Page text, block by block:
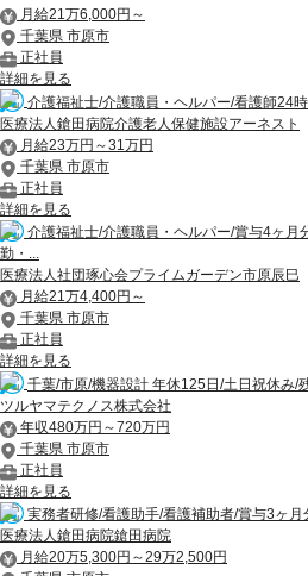
月給21万6,000円～
千葉県 市原市
正社員
詳細を見る
介護福祉士/介護職員・ヘルパー/看護師24
医療法人鎗田病院介護老人保健施設アーネスト
月給23万円～31万円
千葉県 市原市
正社員
詳細を見る
介護福祉士/介護職員・ヘルパー/賞与4ヶ月
勤・...
医療法人社団琢心会プライムガーデン市原辰巳
月給21万4,400円～
千葉県 市原市
正社員
詳細を見る
千葉/市原/機器設計 年休125日/土日祝休み/
ツルヤマテクノス株式会社
年収480万円～720万円
千葉県 市原市
正社員
詳細を見る
実務者研修/看護助手/看護補助者/賞与3ヶ
医療法人鎗田病院鎗田病院
月給20万5,300円～29万2,500円